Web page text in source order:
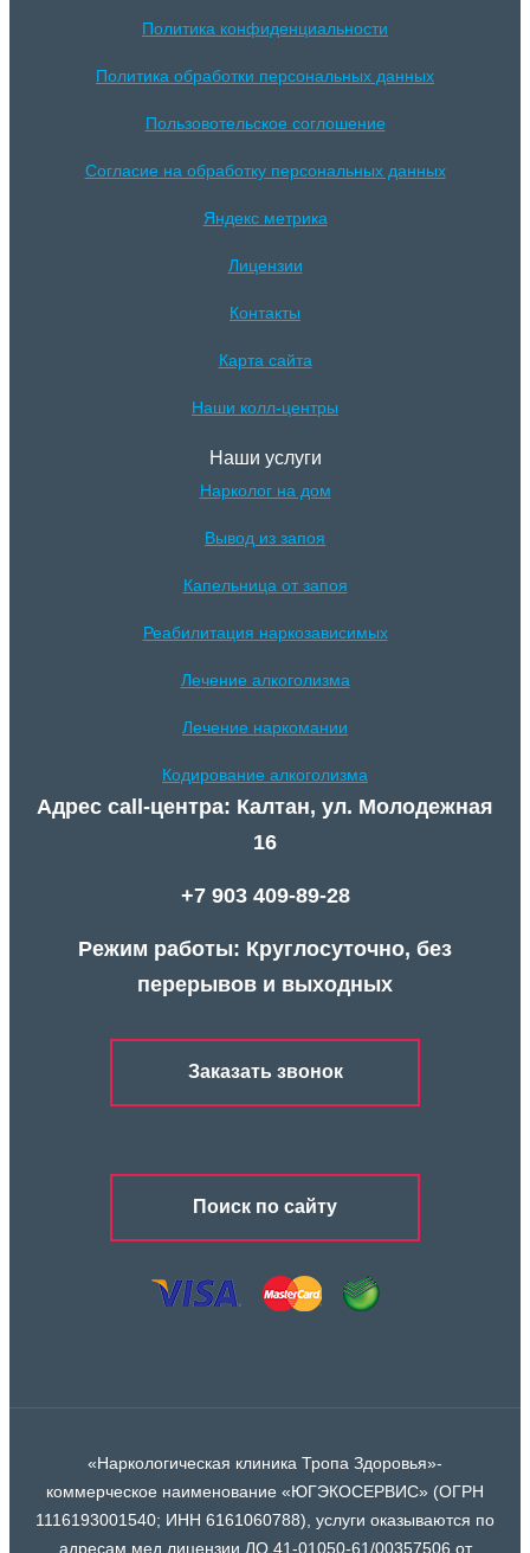
Политика конфиденциальности
Политика обработки персональных данных
Пользовотельское соглошение
Согласие на обработку персональных данных
Яндекс метрика
Лицензии
Контакты
Карта сайта
Наши колл-центры
Наши услуги
Нарколог на дом
Вывод из запоя
Капельница от запоя
Реабилитация наркозависимых
Лечение алкоголизма
Лечение наркомании
Кодирование алкоголизма
Адрес call-центра: Калтан, ул. Молодежная
16
+7 903 409-89-28
Режим работы: Круглосуточно, без
перерывов и выходных
Заказать звонок
Поиск по сайту
«Наркологическая клиника Тропа Здоровья»-
коммерческое наименование «ЮГЭКОСЕРВИС» (ОГРН
1116193001540; ИНН 6161060788), услуги оказываются по
адресам мед лицензии ЛО 41-01050-61/00357506 от